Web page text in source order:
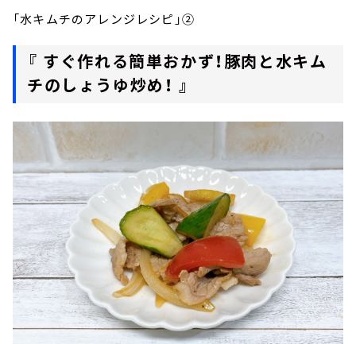
「水キムチのアレンジレシピ」②
『 すぐ作れる簡単おかず！豚肉と水キム
チのしょうゆ炒め！ 』